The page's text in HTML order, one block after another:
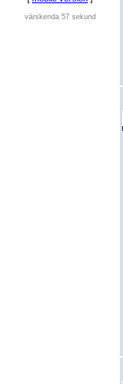
värskenda 57 sekund